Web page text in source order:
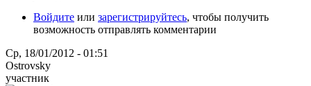
Войдите или зарегистрируйтесь, чтобы получить
возможность отправлять комментарии
Ср, 18/01/2012 - 01:51
Ostrovsky
участник